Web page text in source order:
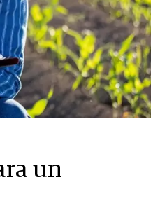
un